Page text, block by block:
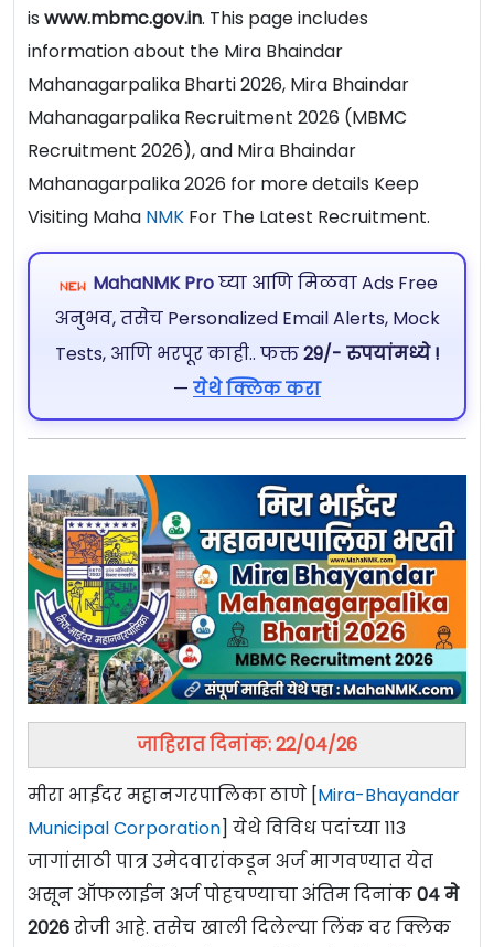
is www.mbmc.gov.in. This page includes
information about the Mira Bhaindar
Mahanagarpalika Bharti 2026, Mira Bhaindar
Mahanagarpalika Recruitment 2026 (MBMC
Recruitment 2026), and Mira Bhaindar
Mahanagarpalika 2026 for more details Keep
Visiting Maha NMK For The Latest Recruitment.
MahaNMK Proघ्या आणि मिळवा Ads Free
अनुभव, तसेच Personalized Email Alerts, Mock
Tests, आणि भरपूर काही.. फक्त29/- रुपयांमध्ये !
— येथे क्लिक करा
जाहिरात दिनांक: 22/04/26
मीरा भाईंदर महानगरपालिका ठाणे [Mira-Bhayandar
Municipal Corporation] येथे विविध पदांच्या 113
जागांसाठी पात्र उमेदवारांकडून अर्ज मागवण्यात येत
असून ऑफलाईन अर्ज पोहचण्याचा अंतिम दिनांक04 मे
2026रोजी आहे. तसेच खाली दिलेल्या लिंक वर क्लिक